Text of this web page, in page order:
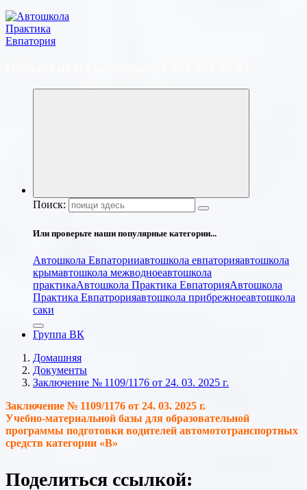
Поиск:
Или проверьте наши популярные категории...
Автошкола Евпаторииавтошкола евпаторияавтошкола
крымавтошкола межводноеавтошкола
практикаАвтошкола Практика ЕвпаторияАвтошкола
Практика Евпатрорияавтошкола прибрежноеавтошкола
саки
Группа ВК
Домашняя
Документы
Заключение № 1109/1176 от 24. 03. 2025 г.
Заключение № 1109/1176 от 24. 03. 2025 г.
Учебно-материальной базы для образовательной
программы подготовки водителей автомототранспортных
средств категории «В»
Поделиться ссылкой: